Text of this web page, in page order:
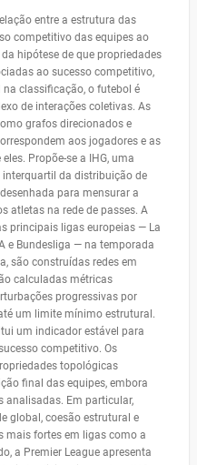
entre a estrutura das
competitivo das equipes ao
hipótese de que propriedades
ao sucesso competitivo,
classificação, o futebol é
de interações coletivas. As
grafos direcionados e
aos jogadores e as
Propõe-se a IHG, uma
da distribuição de
para mensurar a
atletas na rede de passes. A
principais ligas europeias — La
e Bundesliga — na temporada
são construídas redes em
calculadas métricas
progressivas por
um limite mínimo estrutural.
um indicador estável para
competitivo. Os
topológicas
final das equipes, embora
analisadas. Em particular,
global, coesão estrutural e
mais fortes em ligas como a
a Premier League apresenta